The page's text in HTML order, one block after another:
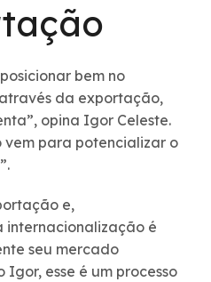
bem no
da exportação,
opina Igor Celeste.
vem para potencializar o
e,
internacionalização é
seu mercado
Igor, esse é um processo